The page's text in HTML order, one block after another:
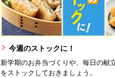
今週のストックに！
新学期のお弁当づくりや、毎日の献
をストックしておきましょう。